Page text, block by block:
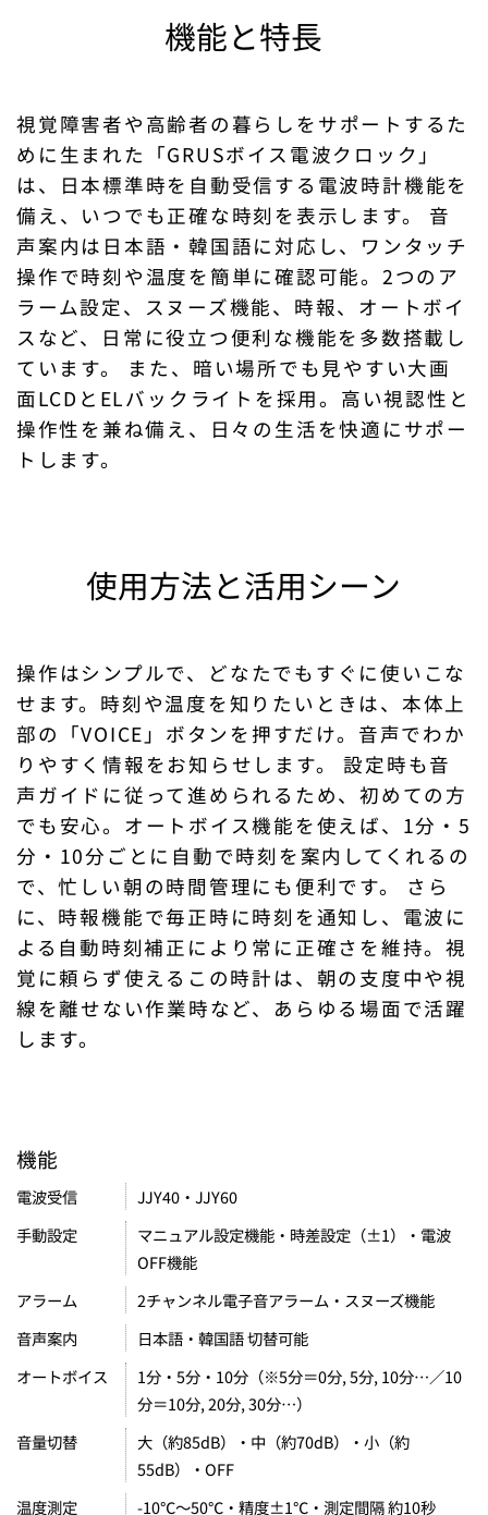
機能と特長
視覚障害者や高齢者の暮らしをサポートするた
めに生まれた「GRUSボイス電波クロック」
は、日本標準時を自動受信する電波時計機能を
備え、いつでも正確な時刻を表示します。 音
声案内は日本語・韓国語に対応し、ワンタッチ
操作で時刻や温度を簡単に確認可能。2つのア
ラーム設定、スヌーズ機能、時報、オートボイ
スなど、日常に役立つ便利な機能を多数搭載し
ています。 また、暗い場所でも見やすい大画
面LCDとELバックライトを採用。高い視認性と
操作性を兼ね備え、日々の生活を快適にサポー
トします。
使用方法と活用シーン
操作はシンプルで、どなたでもすぐに使いこな
せます。時刻や温度を知りたいときは、本体上
部の「VOICE」ボタンを押すだけ。音声でわか
りやすく情報をお知らせします。 設定時も音
声ガイドに従って進められるため、初めての方
でも安心。オートボイス機能を使えば、1分・5
分・10分ごとに自動で時刻を案内してくれるの
で、忙しい朝の時間管理にも便利です。 さら
に、時報機能で毎正時に時刻を通知し、電波に
よる自動時刻補正により常に正確さを維持。視
覚に頼らず使えるこの時計は、朝の支度中や視
線を離せない作業時など、あらゆる場面で活躍
します。
機能
電波受信 JJY40・JJY60
手動設定 マニュアル設定機能・時差設定（±1）・電波
OFF機能
アラーム 2チャンネル電子音アラーム・スヌーズ機能
音声案内 日本語・韓国語 切替可能
オートボイス 1分・5分・10分（※5分＝0分, 5分, 10分…／10
分＝10分, 20分, 30分…）
音量切替 大（約85dB）・中（約70dB）・小（約
55dB）・OFF
温度測定 -10℃～50℃・精度±1℃・測定間隔 約10秒